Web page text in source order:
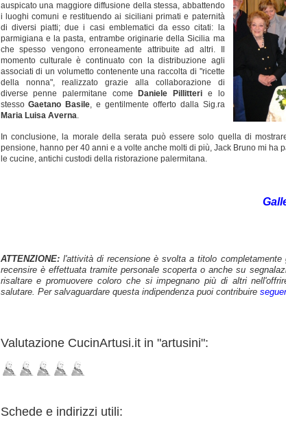
auspicato una maggiore diffusione della stessa, abbattendo
i luoghi comuni e restituendo ai siciliani primati e paternità
di diversi piatti; due i casi emblematici da esso citati: la
parmigiana e la pasta, entrambe originarie della Sicilia ma
che spesso vengono erroneamente attribuite ad altri. Il
momento culturale è continuato con la distribuzione agli
associati di un volumetto contenente una raccolta di "ricette
della nonna", realizzato grazie alla collaborazione di
diverse penne palermitane come
Daniele Pillitteri e lo
stessoGaetano Basile, e gentilmente offerto dalla Sig.ra
Maria Luisa Averna.
In conclusione, la morale della serata può essere solo quella di
pensione, hanno per 40 anni e a volte anche molti di più, Jack Bruno mi ha
le cucine, antichi custodi della ristorazione palermitana.
ATTENZIONE:l'attività di recensione è svolta a titolo completamente
recensire è effettuata tramite personale scoperta o anche su
risaltare e promuovere coloro che si impegnano più di altri
salutare. Per salvaguardare questa indipendenza puoi contribuire
Valutazione CucinArtusi.it in "artusini":
Schede e indirizzi utili: